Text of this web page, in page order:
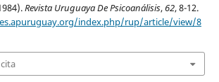
Revista Uruguaya De Psicoanálisis,62, 8-12.
index.php/rup/article/view/8